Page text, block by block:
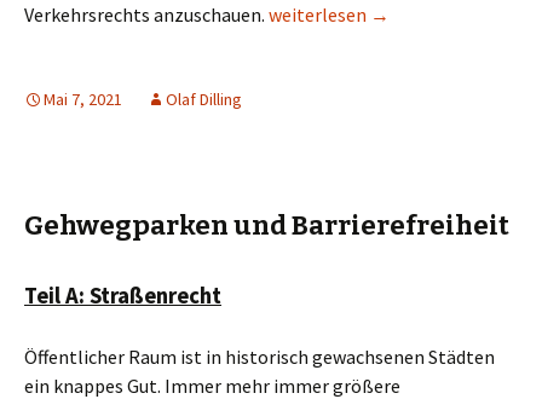
Verkehrsrechts anzuschauen. Gehwegparken und
weiterlesen →
Mai 7, 2021 Olaf Dilling
Gehwegparken und Barrierefreiheit
Teil A: Straßenrecht
Öffentlicher Raum ist in historisch gewachsenen Städten
ein knappes Gut. Immer mehr immer größere